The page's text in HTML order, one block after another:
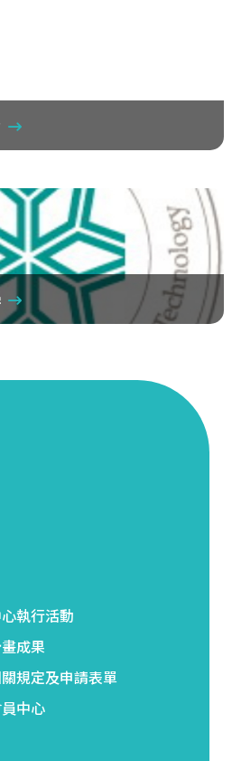
執行活動
成果
規定及申請表單
中心